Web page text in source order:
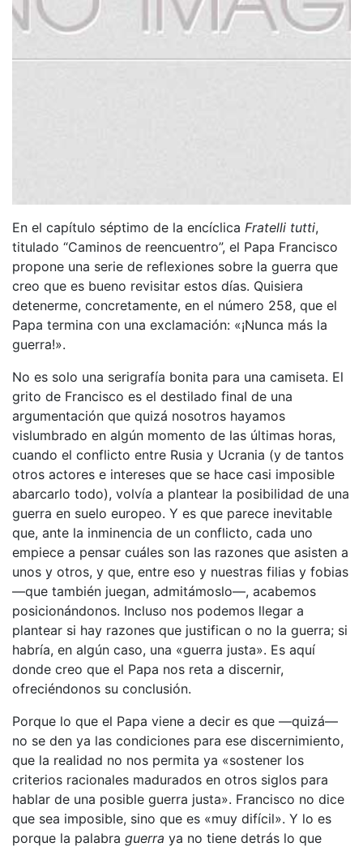
En el capítulo séptimo de la encíclica Fratelli tutti,
titulado “Caminos de reencuentro”, el Papa Francisco
propone una serie de reflexiones sobre la guerra que
creo que es bueno revisitar estos días. Quisiera
detenerme, concretamente, en el número 258, que el
Papa termina con una exclamación: «¡Nunca más la
guerra!».
No es solo una serigrafía bonita para una camiseta. El
grito de Francisco es el destilado final de una
argumentación que quizá nosotros hayamos
vislumbrado en algún momento de las últimas horas,
cuando el conflicto entre Rusia y Ucrania (y de tantos
otros actores e intereses que se hace casi imposible
abarcarlo todo), volvía a plantear la posibilidad de una
guerra en suelo europeo. Y es que parece inevitable
que, ante la inminencia de un conflicto, cada uno
empiece a pensar cuáles son las razones que asisten a
unos y otros, y que, entre eso y nuestras filias y fobias
—que también juegan, admitámoslo—, acabemos
posicionándonos. Incluso nos podemos llegar a
plantear si hay razones que justifican o no la guerra; si
habría, en algún caso, una «guerra justa». Es aquí
donde creo que el Papa nos reta a discernir,
ofreciéndonos su conclusión.
Porque lo que el Papa viene a decir es que —quizá—
no se den ya las condiciones para ese discernimiento,
que la realidad no nos permita ya «sostener los
criterios racionales madurados en otros siglos para
hablar de una posible guerra justa». Francisco no dice
que sea imposible, sino que es «muy difícil». Y lo es
porque la palabra guerra ya no tiene detrás lo que